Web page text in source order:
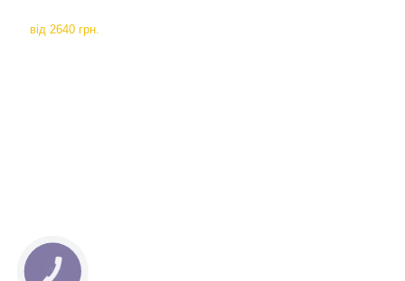
від 2640 грн.
КНОПКА
СВЯЗИ